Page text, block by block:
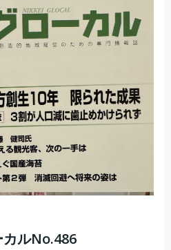
カルNo.486